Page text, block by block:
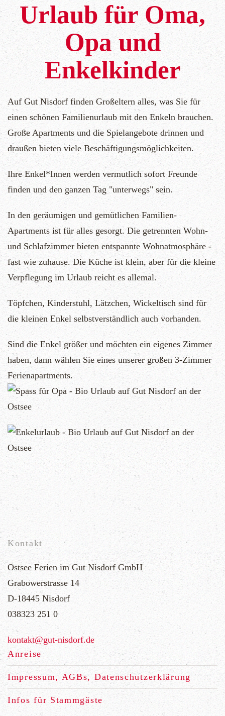
Urlaub für Oma,
Opa und
Enkelkinder
Auf Gut Nisdorf finden Großeltern alles, was Sie für
einen schönen Familienurlaub mit den Enkeln brauchen.
Große Apartments und die Spielangebote drinnen und
draußen bieten viele Beschäftigungsmöglichkeiten.
Ihre Enkel*Innen werden vermutlich sofort Freunde
finden und den ganzen Tag "unterwegs" sein.
In den geräumigen und gemütlichen Familien-
Apartments ist für alles gesorgt. Die getrennten Wohn-
und Schlafzimmer bieten entspannte Wohnatmosphäre -
fast wie zuhause. Die Küche ist klein, aber für die kleine
Verpflegung im Urlaub reicht es allemal.
Töpfchen, Kinderstuhl, Lätzchen, Wickeltisch sind für
die kleinen Enkel selbstverständlich auch vorhanden.
Sind die Enkel größer und möchten ein eigenes Zimmer
haben, dann wählen Sie eines unserer großen 3-Zimmer
Ferienapartments.
Kontakt
Ostsee Ferien im Gut Nisdorf GmbH
Grabowerstrasse 14
D-18445 Nisdorf
038323 251 0
Anreise
Impressum, AGBs, Datenschutzerklärung
Infos für Stammgäste